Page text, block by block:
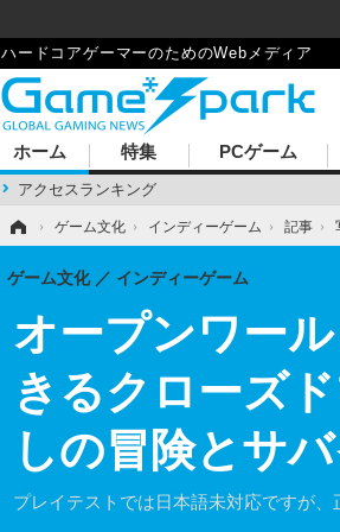
ハードコアゲーマーのためのWebメディア
ホーム
アクセスランキング
特集 PCゲーム
› ゲーム文化 › インディーゲーム › 記事 ›
オープンワー
きるクローズ
しの冒険とサ
プレイテストでは日本語未対応ですが
ゲーム文化 インディーゲーム